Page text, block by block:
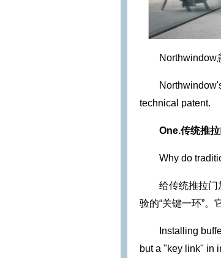
Northwindow
technical patent.
One.传统推
Why do
给传统推拉门
验的“关键一环”。
Installing
but a "key link" in